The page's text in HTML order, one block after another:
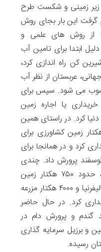
زیر زمینی و شکست طرح
گرفت این بار بجای روش
از روش های علمی و
ابتدا برای تامین آب
کن راه اندازی کرد،
عربستان از نظر آب
می شود. سپس برای
یا اجاره زمین
کرد. در راستای همین
بیش از ۲۰۰ هزار هکتار زمین کشاورزی برای
کرد و در همانجا برای
هزار راس گوسفند پرورش داد. چندی
پیش هم یک شرکت عربستانی، حدود ۷۵۰ هکتار زمین
کشاورزی برای کشت یونجه در کالیفرنیا و ۴۰۰۰ هکتار مزرعه
کرد. در حال حاضر
گندم و پرورش دام در
و برزیل سرمایه گذاری
رسیده.